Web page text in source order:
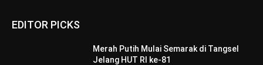
EDITOR PICKS
Merah Putih Mulai Semarak di Tangsel
Jelang HUT RI ke-81